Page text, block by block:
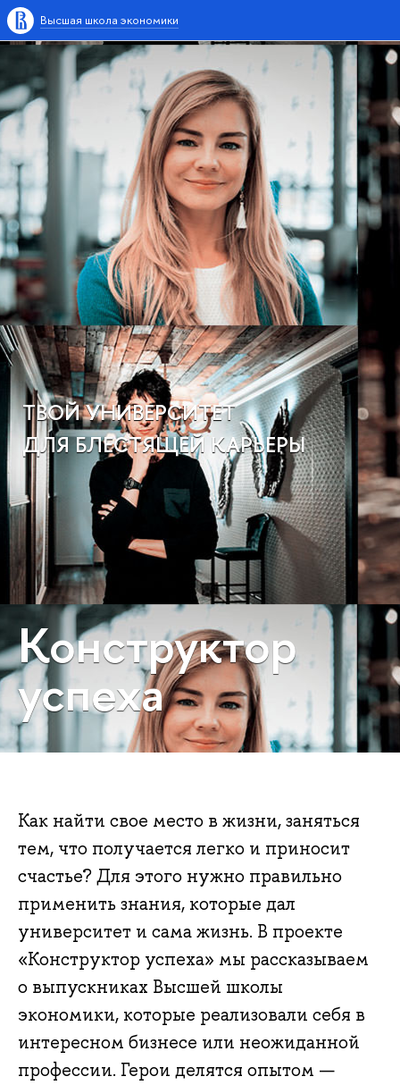
Высшая школа экономики
ТВОЙ УНИВЕРСИТЕТ
ДЛЯ БЛЕСТЯЩЕЙ КАРЬЕРЫ
Конструктор
успеха
Как найти свое место в жизни, заняться
тем, что получается легко и приносит
счастье? Для этого нужно правильно
применить знания, которые дал
университет и сама жизнь. В проекте
«Конструктор успеха» мы рассказываем
о выпускниках Высшей школы
экономики, которые реализовали себя в
интересном бизнесе или неожиданной
профессии. Герои делятся опытом —